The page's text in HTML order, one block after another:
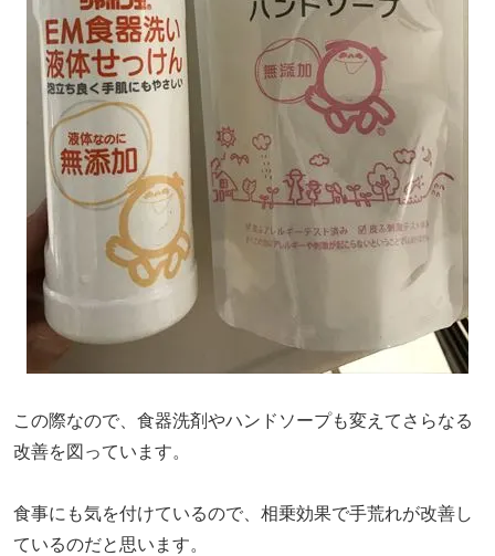
この際なので、食器洗剤やハンドソープも変えてさらなる
改善を図っています。
食事にも気を付けているので、相乗効果で手荒れが改善し
ているのだと思います。